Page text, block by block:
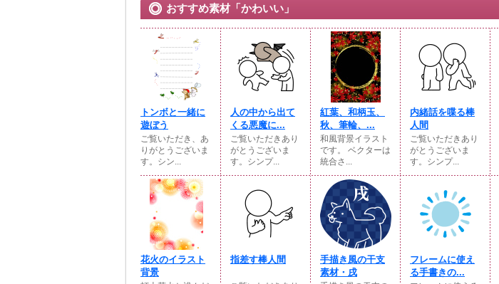
おすすめ素材「かわいい」
トンボと一緒に
遊ぼう
ご覧いただき、あ
りがとうございま
す。シン...
人の中から出て
くる悪魔に...
ご覧いただきあり
がとうございま
す。シンプ...
紅葉、和柄玉、
秋、筆輪、...
和風背景イラスト
です。 ベクターは
統合さ...
内緒話を喋る棒
人間
ご覧いただきあり
がとうございま
す。シンプ...
花火のイラスト
背景
指差す棒人間
手描き風の干支
素材・戌
フレームに使え
る手書きの...